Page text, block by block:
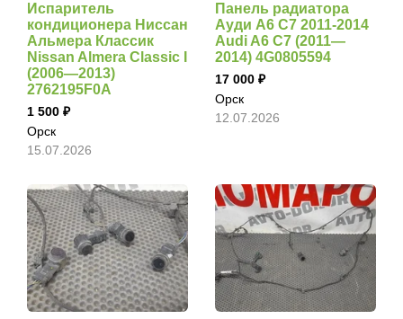
Испаритель
кондиционера Ниссан
Альмера Классик
Nissan Almera Classic I
(2006—2013)
2762195F0A
1 500
Орск
15.07.2026
Панель радиатора
Ауди А6 С7 2011-2014
Audi A6 C7 (2011—
2014) 4G0805594
17 000
Орск
12.07.2026